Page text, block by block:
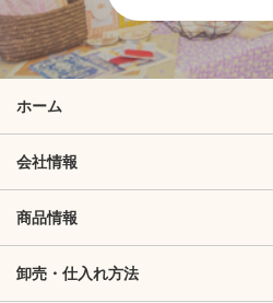
ホーム
会社情報
商品情報
卸売・仕入れ方法